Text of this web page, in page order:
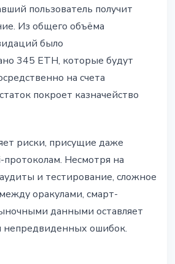
пользователь получит
Из общего объёма
было
345 ETH, которые будут
на счета
покроет казначейство
риски, присущие даже
Несмотря на
и тестирование, сложное
оракулами, смарт-
данными оставляет
непредвиденных ошибок.